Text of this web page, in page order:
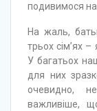
подивимося на
На жаль,
трьох сім’ях
У багатьох
для них
очевидно,
важливіше,